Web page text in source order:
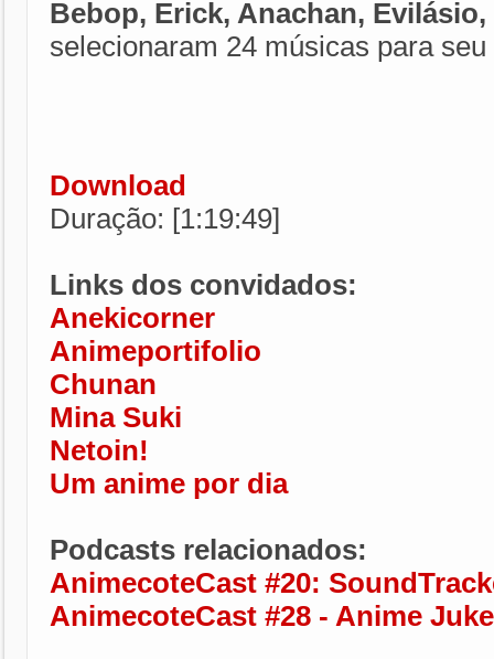
Bebop, Erick, Anachan,
selecionaram 24 músicas para seu
Download
Duração: [1:19:49]
Links dos convidados:
Anekicorner
Animeportifolio
Chunan
Mina Suki
Netoin!
Um anime por dia
Podcasts relacionados:
AnimecoteCast #20:
AnimecoteCast #28 - Anime